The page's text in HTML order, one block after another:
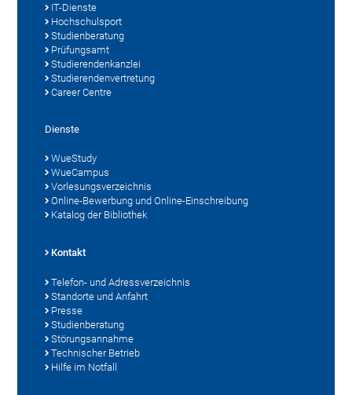
IT-Dienste
Hochschulsport
Studienberatung
Prüfungsamt
Studierendenkanzlei
Studierendenvertretung
Career Centre
Dienste
WueStudy
WueCampus
Vorlesungsverzeichnis
Online-Bewerbung und Online-Einschreibung
Katalog der Bibliothek
Kontakt
Telefon- und Adressverzeichnis
Standorte und Anfahrt
Presse
Studienberatung
Störungsannahme
Technischer Betrieb
Hilfe im Notfall